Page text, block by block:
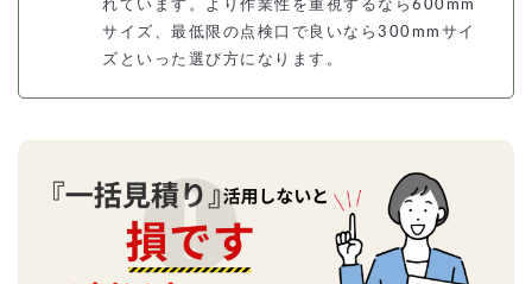
れています。より作業性を重視するなら600mm
サイズ、最低限の点検口で良いなら300mmサイ
ズといった選び方になります。